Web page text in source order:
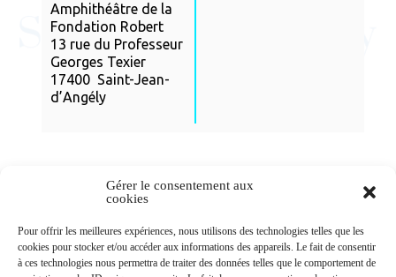
Gérer le consentement aux
cookies
Pour offrir les meilleures expériences, nous utilisons des technologies telles que les
cookies pour stocker et/ou accéder aux informations des appareils. Le fait de consentir
à ces technologies nous permettra de traiter des données telles que le comportement de
Amphithéâtre de la
Fondation Robert
13 rue du Professeur
Georges Texier
17400 Saint-Jean-
d’Angély
Newsletters